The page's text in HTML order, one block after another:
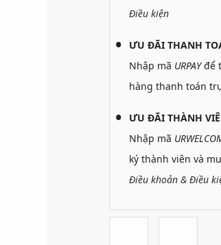
Điều kiện
ƯU ĐÃI THANH
Nhập mã URPAYđể
hàng thanh toán
ƯU ĐÃI THÀNH
Nhập mã
ký thành viên và
Điều khoản & Điều